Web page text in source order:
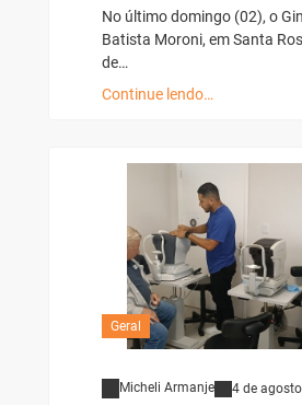
No último domingo (02), o
Batista Moroni, em Santa
de…
Continue lendo…
Geral
Micheli Armanje 4 de